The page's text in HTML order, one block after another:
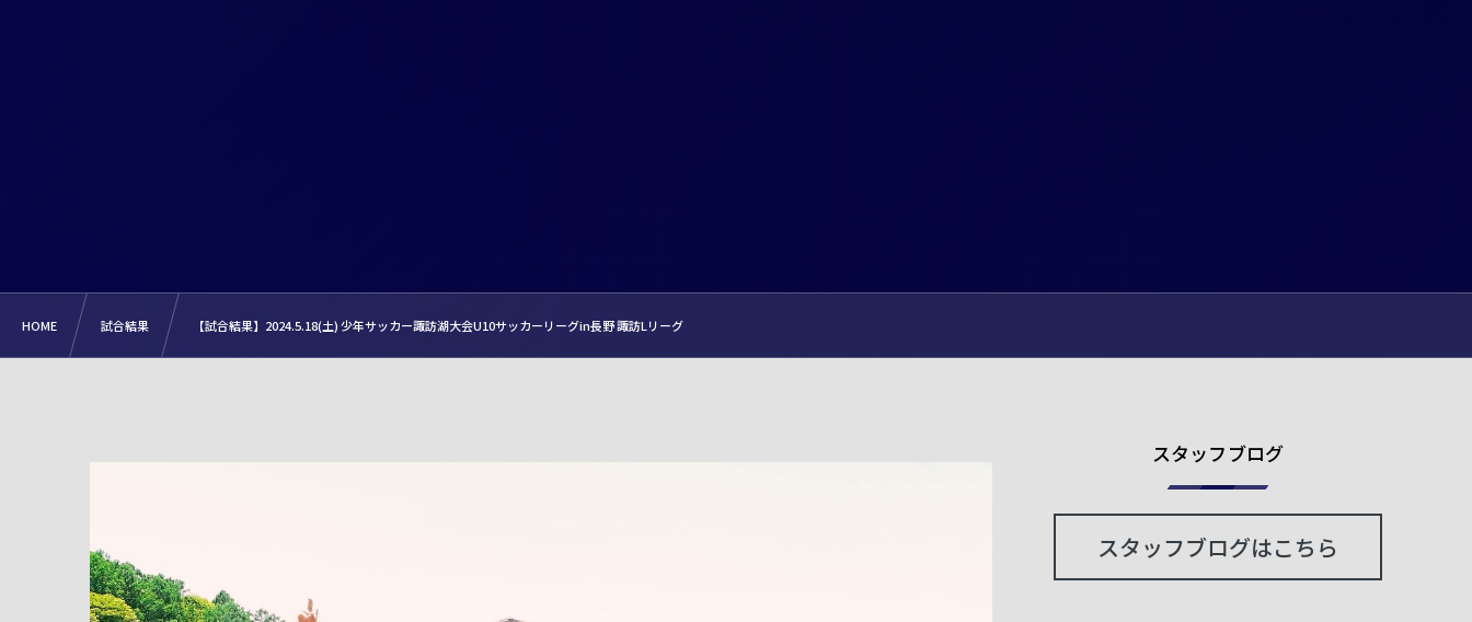
HOME 試合結果 【試合結果】2024.5.18(土) 少年サッカー諏訪湖大会U10サッカーリーグin長野 諏訪Lリーグ
スタッフブログ
スタッフブログはこちら